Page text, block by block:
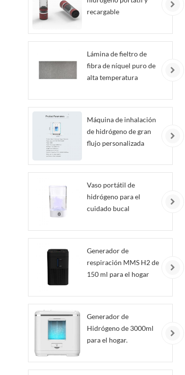
recargable
Lámina de fieltro de
fibra de níquel puro de
alta temperatura
Máquina de inhalación
de hidrógeno de gran
flujo personalizada
Vaso portátil de
hidrógeno para el
cuidado bucal
Generador de
respiración MMS H2 de
150 ml para el hogar
Generador de
Hidrógeno de 3000ml
para el hogar.